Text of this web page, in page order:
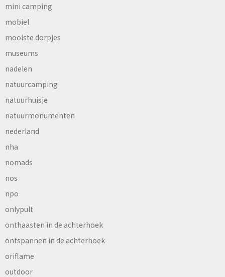
mini camping
mobiel
mooiste dorpjes
museums
nadelen
natuurcamping
natuurhuisje
natuurmonumenten
nederland
nha
nomads
nos
npo
onlypult
onthaasten in de achterhoek
ontspannen in de achterhoek
oriflame
outdoor